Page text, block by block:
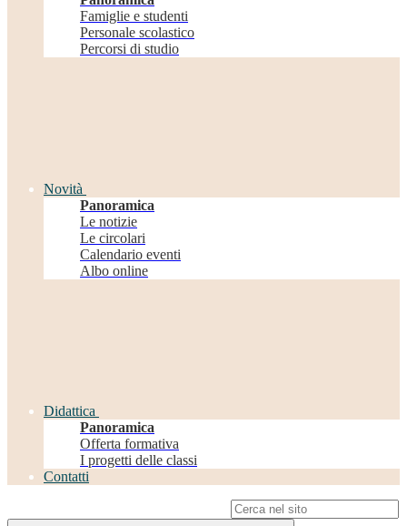
Famiglie e studenti
Personale scolastico
Percorsi di studio
Novità
Panoramica
Le notizie
Le circolari
Calendario eventi
Albo online
Didattica
Panoramica
Offerta formativa
I progetti delle classi
Contatti